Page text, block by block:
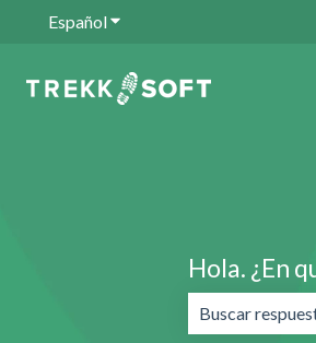
EspañolTraducciones de Mostrar
Hola. ¿En